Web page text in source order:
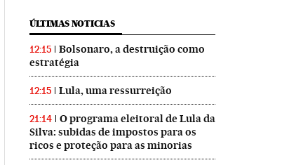
ÚLTIMAS NOTICIAS
12:15
Bolsonaro, a destruição como
estratégia
12:15 Lula, uma ressurreição
21:14
O programa eleitoral de Lula da
Silva: subidas de impostos para os
ricos e proteção para as minorias